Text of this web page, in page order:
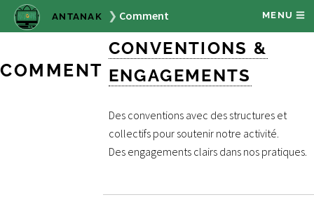
ANTANAK Comment MENU
COMMENT
CONVENTIONS &
ENGAGEMENTS
Des conventions avec des structures et
collectifs pour soutenir notre activité.
Des engagements clairs dans nos pratiques.